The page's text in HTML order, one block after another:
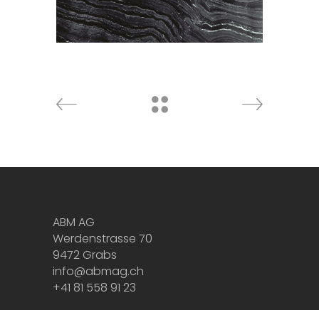
ABM AG
Werdenstrasse 70
9472 Grabs
info@abmag.ch
+41 81 558 91 23